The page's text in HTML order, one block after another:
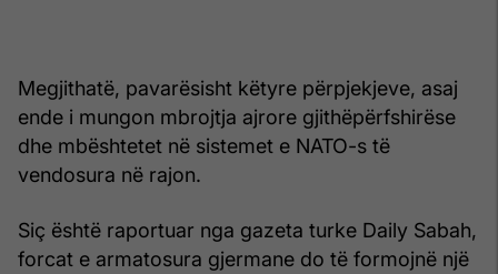
Megjithatë, pavarësisht këtyre përpjekjeve, asaj
ende i mungon mbrojtja ajrore gjithëpërfshirëse
dhe mbështetet në sistemet e NATO-s të
vendosura në rajon.
Siç është raportuar nga gazeta turke Daily Sabah,
forcat e armatosura gjermane do të formojnë një